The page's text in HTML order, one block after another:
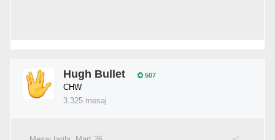
Hugh Bullet 507
CHW
3.325 mesaj